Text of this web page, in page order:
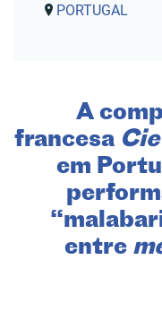
PORTUGAL
A
francesa
em
entre